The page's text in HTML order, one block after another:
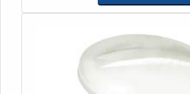
ESPECIALISTA DO SEGMENTO Apenas na
quem busca conexões
mais confiável, disponibilizando
dissipadores de calor para
específicas de cada cliente,
empresa oferece soluções
impactam diretamente na
e indiretos dos produtos de seus